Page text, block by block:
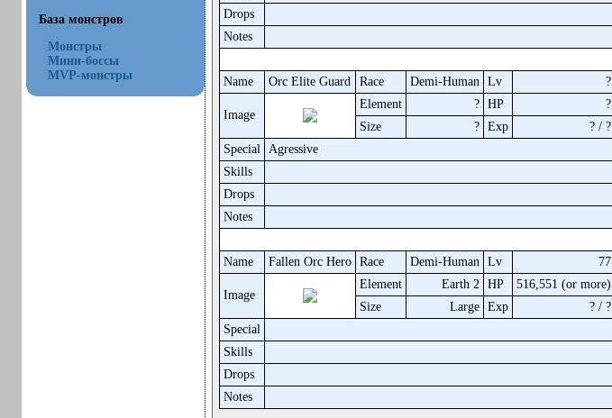
База монстров
Монстры
Мини-боссы
MVP-монстры
Drops
Notes
Name Orc Elite Guard Race Demi-Human Lv ?
Image
Element ? HP ?
Size
? Exp ? / ?
Special
Agressive
Skills
Drops
Notes
Name Fallen Orc Hero Race Demi-Human Lv 77
Image
Element Earth 2 HP 516,551 (or more)
Size
Large Exp ? / ?
Special
Skills
Drops
Notes